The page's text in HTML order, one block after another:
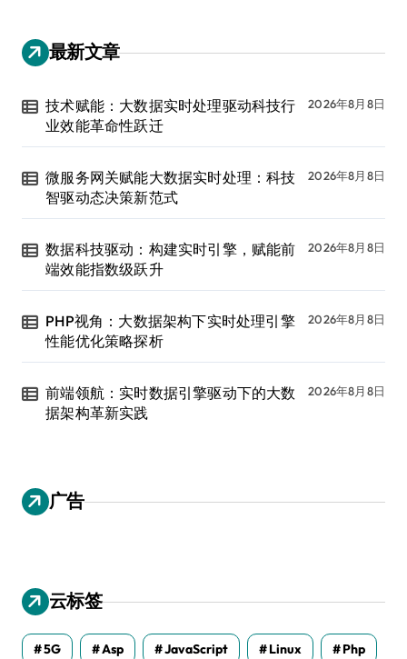
最新文章
技术赋能：大数据实时处理驱动科技行
业效能革命性跃迁
2026年8月8日
微服务网关赋能大数据实时处理：科技
智驱动态决策新范式
2026年8月8日
数据科技驱动：构建实时引擎，赋能前
端效能指数级跃升
2026年8月8日
PHP视角：大数据架构下实时处理引擎
性能优化策略探析
2026年8月8日
前端领航：实时数据引擎驱动下的大数
据架构革新实践
2026年8月8日
广告
云标签
5G Asp JavaScript Linux Php